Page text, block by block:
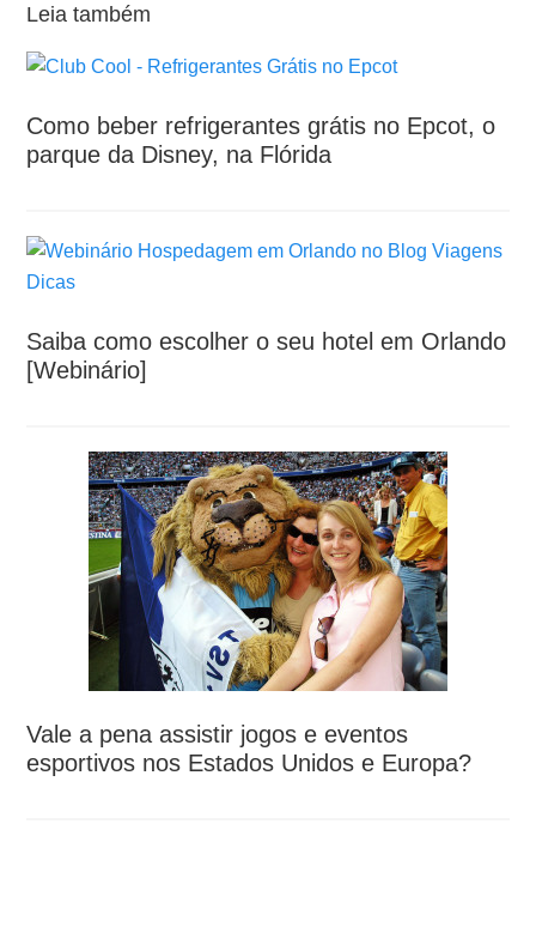
Leia também
Como beber refrigerantes grátis no Epcot, o
parque da Disney, na Flórida
Saiba como escolher o seu hotel em Orlando
[Webinário]
Vale a pena assistir jogos e eventos
esportivos nos Estados Unidos e Europa?